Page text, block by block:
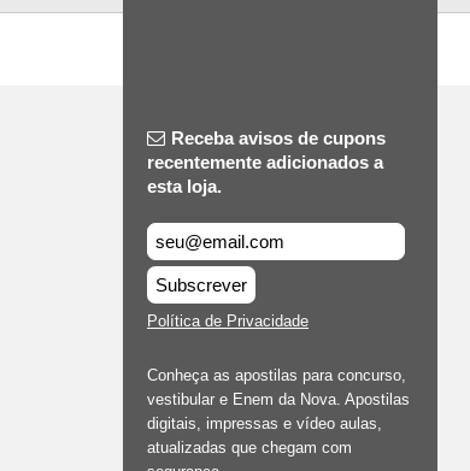
Receba avisos de cupons
recentemente adicionados a
esta loja.
Subscrever
Política de Privacidade
Conheça as apostilas para concurso,
vestibular e Enem da Nova. Apostilas
digitais, impressas e vídeo aulas,
atualizadas que chegam com